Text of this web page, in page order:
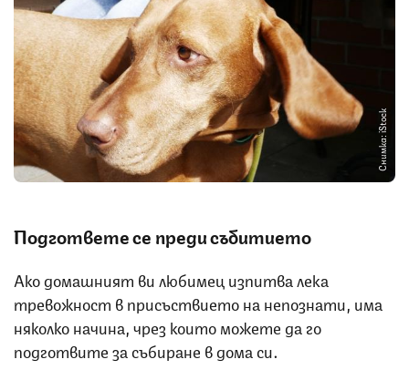
Снимка: iStock
Подгответе се преди събитието
Ако домашният ви любимец изпитва лека
тревожност в присъствието на непознати, има
няколко начина, чрез които можете да го
подготвите за събиране в дома си.